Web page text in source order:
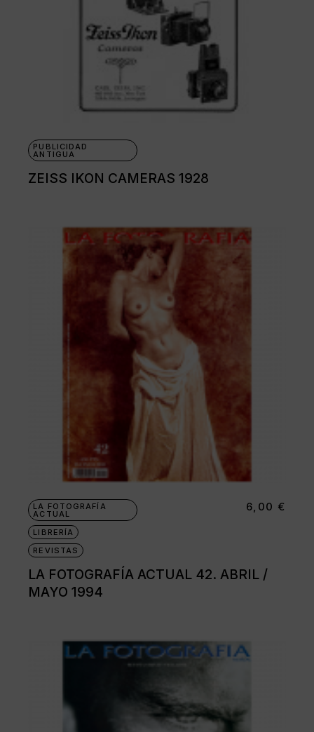
PUBLICIDAD
ANTIGUA
ZEISS IKON CAMERAS 1928
LA FOTOGRAFÍA
ACTUAL
LIBRERÍA
REVISTAS
LA FOTOGRAFÍA ACTUAL 42. ABRIL /
MAYO 1994
6,00 €